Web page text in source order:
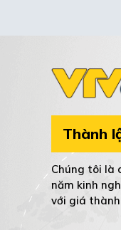
Thành
Chúng tôi là
năm kinh
với giá